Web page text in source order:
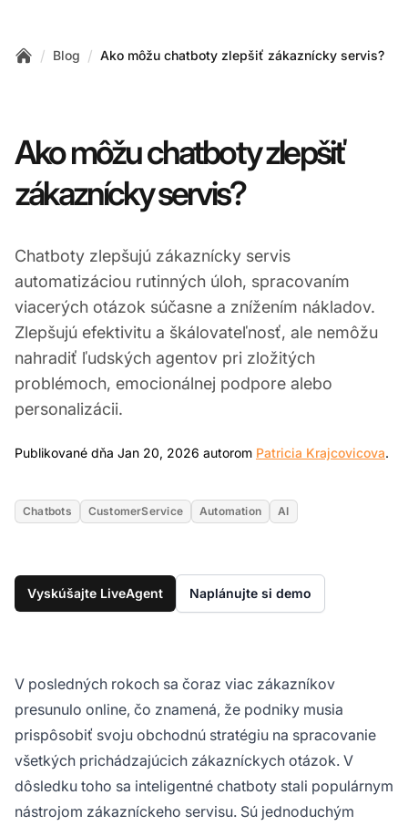
/ Blog / Ako môžu chatboty zlepšiť zákaznícky servis?
Ako môžu chatboty zlepšiť
zákaznícky servis?
Chatboty zlepšujú zákaznícky servis
automatizáciou rutinných úloh, spracovaním
viacerých otázok súčasne a znížením nákladov.
Zlepšujú efektivitu a škálovateľnosť, ale nemôžu
nahradiť ľudských agentov pri zložitých
problémoch, emocionálnej podpore alebo
personalizácii.
Publikované dňa Jan 20, 2026 autorom Patricia Krajcovicova.
Chatbots CustomerService Automation AI
Vyskúšajte LiveAgent Naplánujte si demo
V posledných rokoch sa čoraz viac zákazníkov
presunulo online, čo znamená, že podniky musia
prispôsobiť svoju obchodnú stratégiu na spracovanie
všetkých prichádzajúcich zákazníckych otázok. V
dôsledku toho sa inteligentné chatboty stali populárnym
nástrojom zákazníckeho servisu. Sú jednoduchým